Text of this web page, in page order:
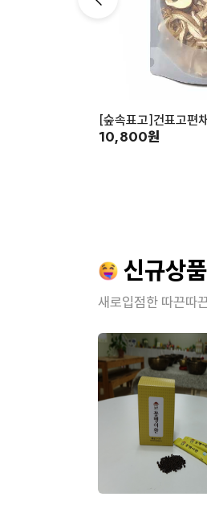
[숲속표고]건표고편
10,800원
신규상품
새로입점한 따끈따